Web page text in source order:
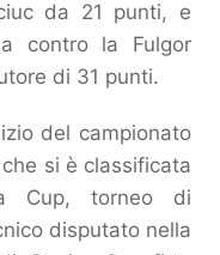
da 21 punti, e
contro la Fulgor
di 31 punti.
del campionato
si è classificata
Cup, torneo di
disputato nella